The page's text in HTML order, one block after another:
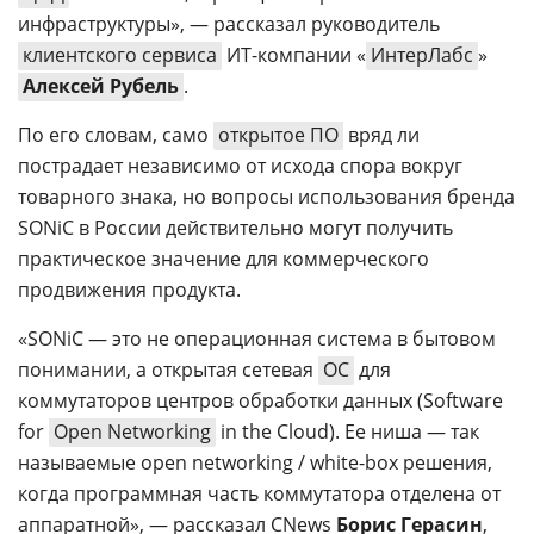
инфраструктуры», — рассказал руководитель
клиентского сервиса ИТ-компании « ИнтерЛабс »
Алексей Рубель .
По его словам, само открытое ПО вряд ли
пострадает независимо от исхода спора вокруг
товарного знака, но вопросы использования бренда
SONiC в России действительно могут получить
практическое значение для коммерческого
продвижения продукта.
«SONiC — это не операционная система в бытовом
понимании, а открытая сетевая ОС для
коммутаторов центров обработки данных (Software
for Open Networking in the Cloud). Ее ниша — так
называемые open networking / white-box решения,
когда программная часть коммутатора отделена от
аппаратной», — рассказал CNews Борис Герасин,